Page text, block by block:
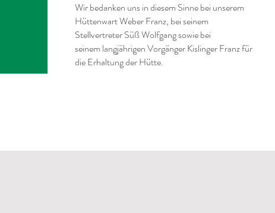
Wir bedanken uns in diesem Sinne bei unserem
Hüttenwart Weber Franz, bei seinem
Stellvertreter Süß Wolfgang sowie bei
seinem langjährigen Vorgänger Kislinger Franz für
die Erhaltung der Hütte.